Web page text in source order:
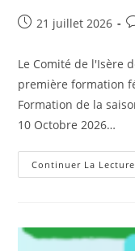
Post21 juillet 2026
Le Comité de l'Isère
première formation
Formation de la
10 Octobre 2026…
Continuer La Lecture